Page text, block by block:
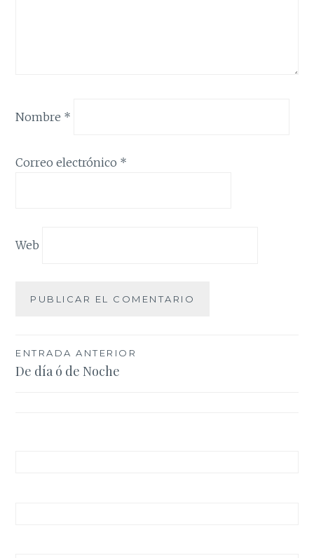
Nombre *
Correo electrónico *
Web
Navegación
de
ENTRADA ANTERIOR
De día ó de Noche